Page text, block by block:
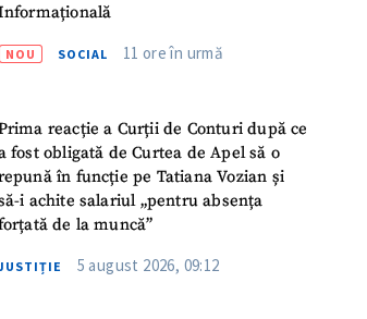
NOU SOCIAL 11 ore în urmă
reacție a Curții de Conturi după ce
fost obligată de Curtea de Apel să o
în funcție pe Tatiana Vozian și
i achite salariul „pentru absența
de la muncă”
5 august 2026, 09:12